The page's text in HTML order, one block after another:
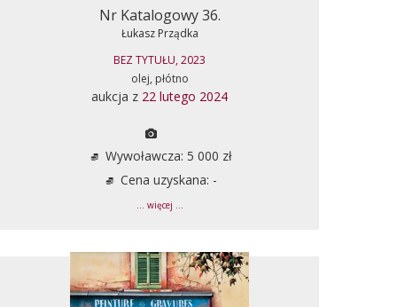
Nr Katalogowy 36.
Łukasz Prządka
BEZ TYTUŁU, 2023
olej, płótno
aukcja z 22 lutego 2024
Wywoławcza: 5 000 zł
Cena uzyskana: -
... więcej ...